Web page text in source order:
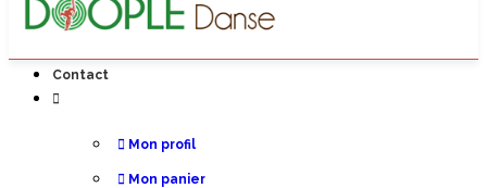
Contact
Mon profil
Mon panier